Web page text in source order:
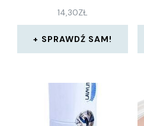
14,30ZŁ
SPRAWDŹ SAM!